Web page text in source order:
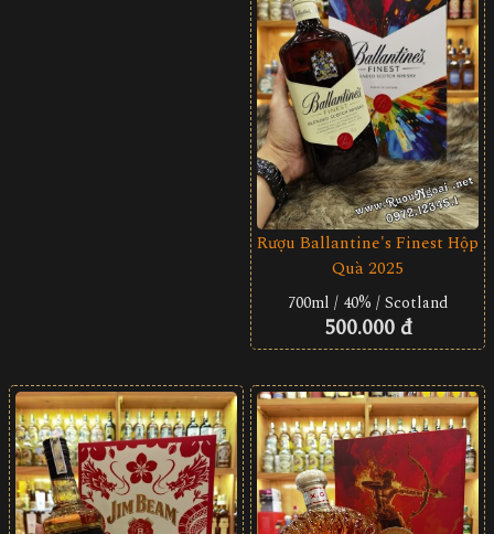
Rượu Ballantine's Finest Hộp
Quà 2025
700ml / 40% / Scotland
500.000 đ